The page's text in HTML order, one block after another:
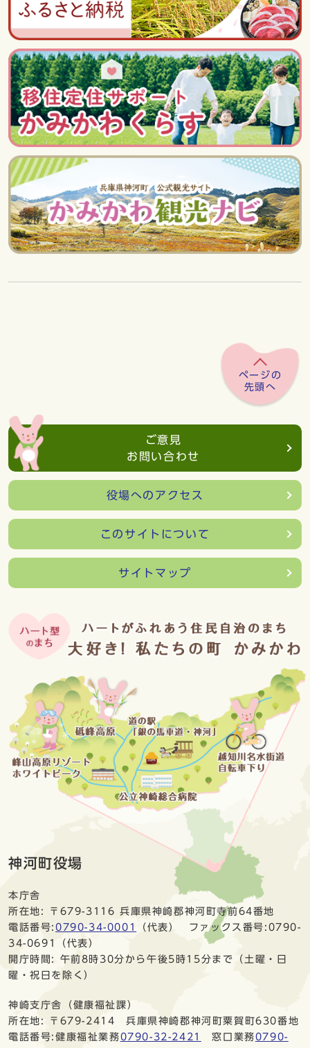
ページの
先頭へ
ご意見
お問い合わせ
役場へのアクセス
このサイトについて
サイトマップ
神河町役場
本庁舎
所在地: 〒679-3116 兵庫県神崎郡神河町寺前64番地
電話番号: 0790-34-0001
（代表） ファックス番号:0790-
34-0691（代表）
開庁時間: 午前8時30分から午後5時15分まで（土曜・日
曜・祝日を除く）
神崎支庁舎（健康福祉課）
所在地: 〒679-2414 兵庫県神崎郡神河町粟賀町630番地
電話番号:健康福祉業務0790-32-2421 窓口業務0790-